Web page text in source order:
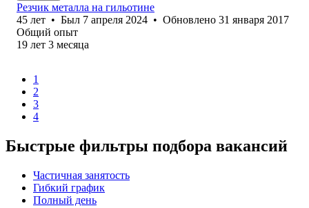
Резчик металла на гильотине
45 лет • Был 7 апреля 2024 • Обновлено 31 января 2017
Общий опыт
19 лет 3 месяца
1
2
3
4
Быстрые фильтры подбора вакансий
Частичная занятость
Гибкий график
Полный день